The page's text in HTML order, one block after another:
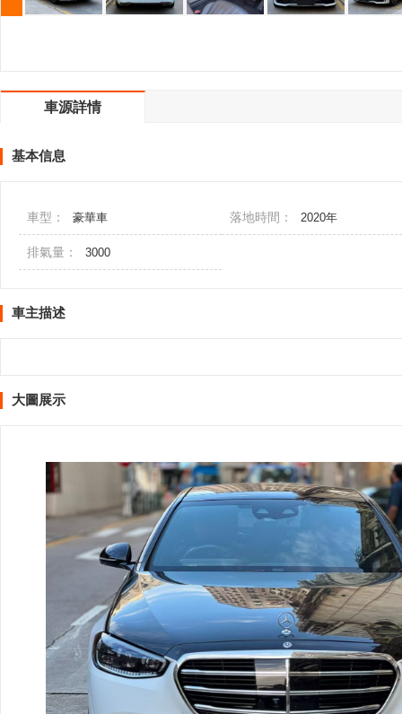
車源詳情
基本信息
車型： 豪華車 落地時間： 2020年
排氣量： 3000
車主描述
大圖展示